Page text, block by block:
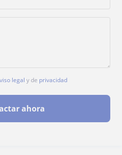
legal y de privacidad
ahora